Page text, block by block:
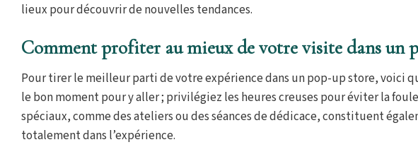
lieux pour découvrir de nouvelles tendances.
Comment profiter au mieux de votre visite dans un
Pour tirer le meilleur parti de votre expérience dans un pop-up store, voici
le bon moment pour y aller ; privilégiez les heures creuses pour éviter la
spéciaux, comme des ateliers ou des séances de dédicace, constituent
totalement dans l’expérience.